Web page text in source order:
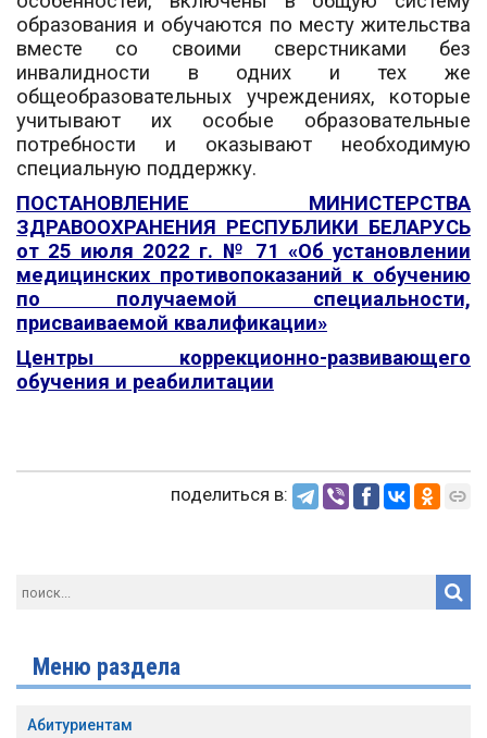
образования и обучаются по месту жительства
вместе со своими сверстниками без
инвалидности в одних и тех же
общеобразовательных учреждениях, которые
учитывают их особые образовательные
потребности и оказывают необходимую
специальную поддержку.
ПОСТАНОВЛЕНИЕ МИНИСТЕРСТВА
ЗДРАВООХРАНЕНИЯ РЕСПУБЛИКИ БЕЛАРУСЬ
от 25 июля 2022 г. № 71 «Об установлении
медицинских противопоказаний к обучению
по получаемой специальности,
присваиваемой квалификации»
Центры коррекционно-развивающего
обучения и реабилитации
поделиться в:
Меню раздела
Абитуриентам